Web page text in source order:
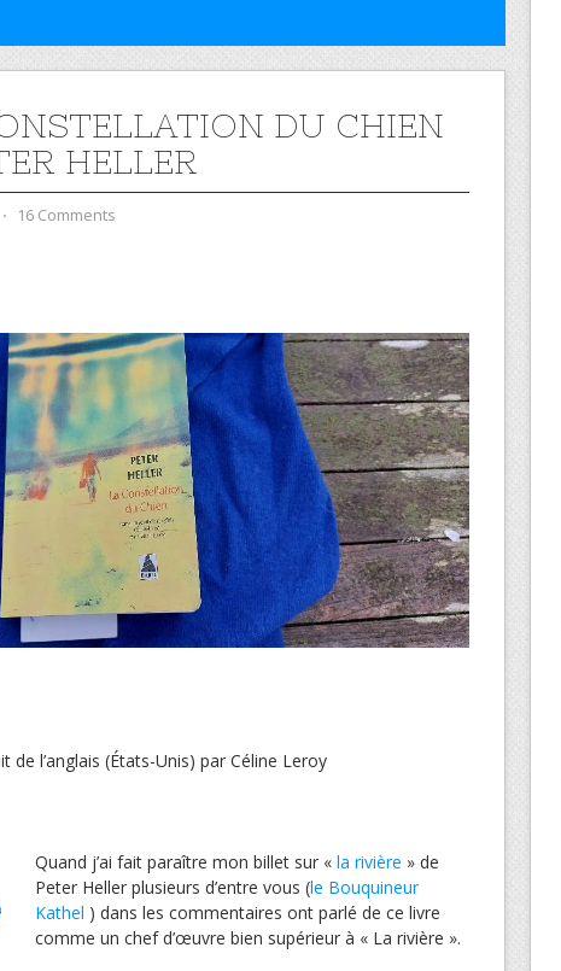
DU CHIEN
HELLER
⋅ 16 Comments
de l’anglais (États-Unis) par Céline Leroy
Quand j’ai fait paraître mon billet sur « la rivière » de
Peter Heller plusieurs d’entre vous (le Bouquineur
Kathel ) dans les commentaires ont parlé de ce livre
comme un chef d’œuvre bien supérieur à « La rivière ».